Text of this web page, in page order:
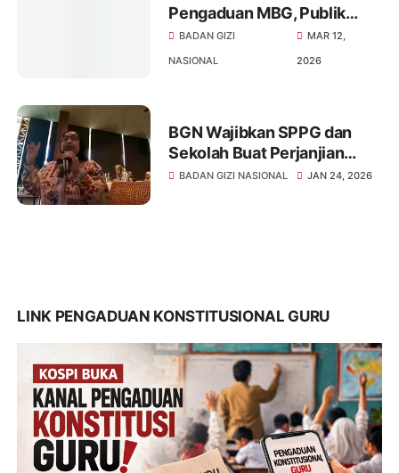
Pengaduan MBG, Publik
Diminta Laporkan Masalah
Program Makan Bergizi
BADAN GIZI
NASIONAL
MAR 12,
2026
BGN Wajibkan SPPG dan
Sekolah Buat Perjanjian
Waktu Konsumsi MBG
BADAN GIZI NASIONAL JAN 24, 2026
LINK PENGADUAN KONSTITUSIONAL GURU